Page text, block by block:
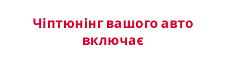
Чіптюнінг вашого авто
включає